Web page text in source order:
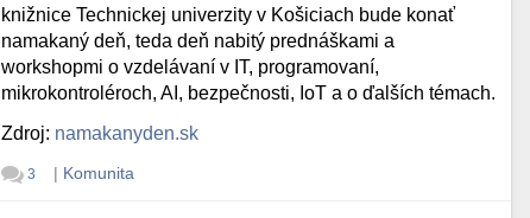
knižnice Technickej univerzity v Košiciach bude konať
namakaný deň, teda deň nabitý prednáškami a
workshopmi o vzdelávaní v IT, programovaní,
mikrokontroléroch, AI, bezpečnosti, IoT a o ďalších témach.
Zdroj: namakanyden.sk
3 | Komunita